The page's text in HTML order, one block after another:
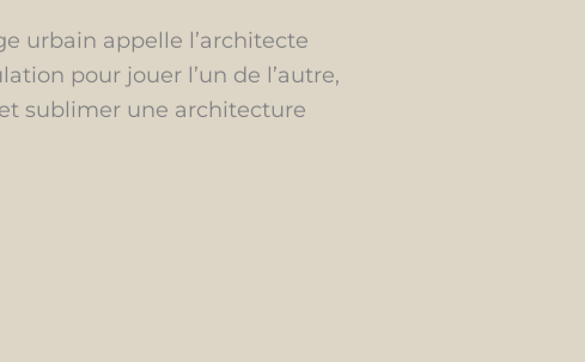
urbain appelle l’architecte
pour jouer l’un de l’autre,
sublimer une architecture